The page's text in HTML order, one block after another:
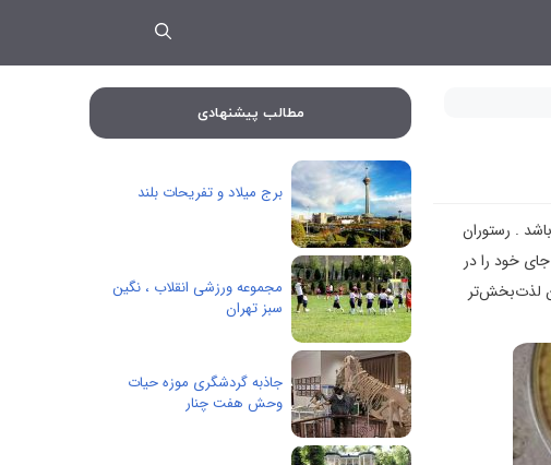
. رستوران
خود را در
لذت‌بخش‌تر
مطالب پیشنهادی
برج میلاد و تفریحات بلند
مجموعه ورزشی انقلاب ، نگین
سبز تهران
جاذبه گردشگری موزه حیات
وحش هفت چنار